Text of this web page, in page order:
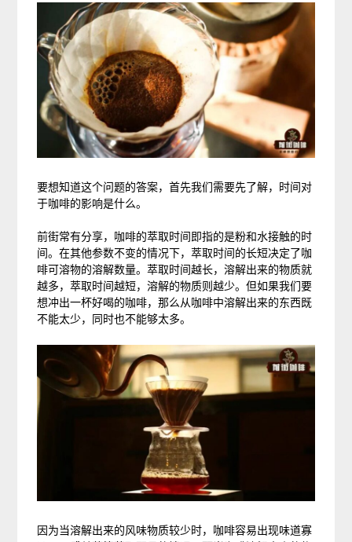
要想知道这个问题的答案，首先我们需要先了解，时间对
于咖啡的影响是什么。
前街常有分享，咖啡的萃取时间即指的是粉和水接触的时
间。在其他参数不变的情况下，萃取时间的长短决定了咖
啡可溶物的溶解数量。萃取时间越长，溶解出来的物质就
越多，萃取时间越短，溶解的物质则越少。但如果我们要
想冲出一杯好喝的咖啡，那么从咖啡中溶解出来的东西既
不能太少，同时也不能够太多。
因为当溶解出来的风味物质较少时，咖啡容易出现味道寡